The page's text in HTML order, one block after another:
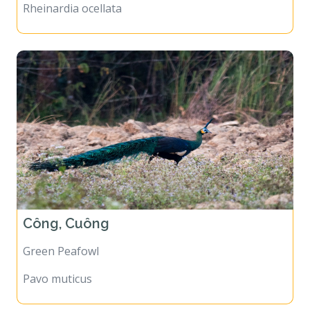
Rheinardia ocellata
Công, Cuông
Green Peafowl
Pavo muticus